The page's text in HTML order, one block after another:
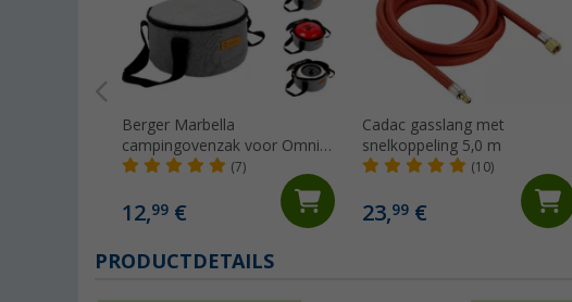
Berger Marbella
campingovenzak voor Omnia
Classic, Maxi, Enders Vamo,
(7)
12,99 €
Cadac gasslang met
snelkoppeling 5,0 m
(10)
23,99 €
PRODUCTDETAILS